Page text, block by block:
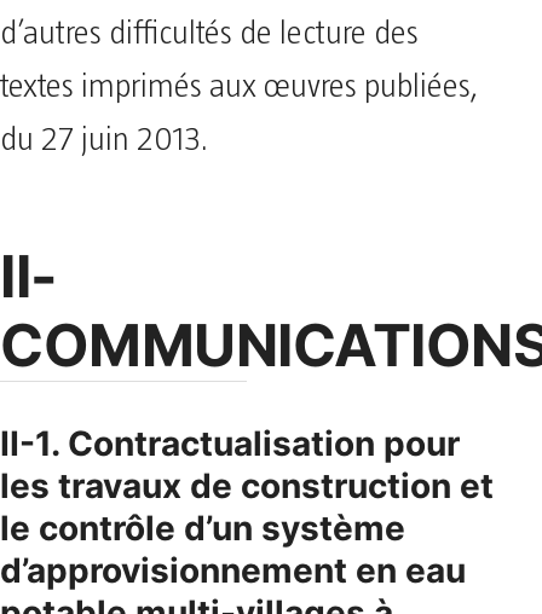
d’autres difficultés de lecture des
textes imprimés aux œuvres publiées,
du 27 juin 2013.
II-
II-1. Contractualisation pour
les travaux de construction et
le contrôle d’un système
d’approvisionnement en eau